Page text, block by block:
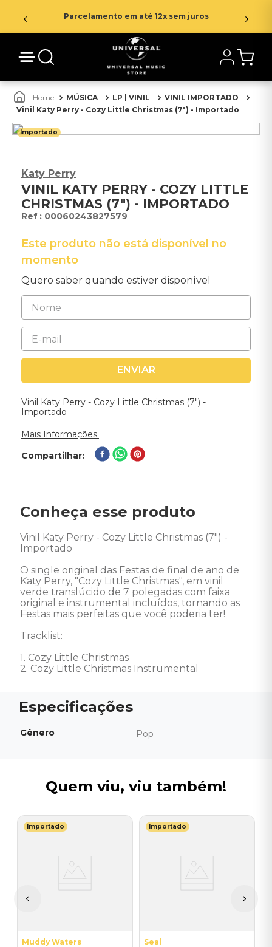
Parcelamento em até 12x sem juros
MÚSICA LP | VINIL
VINIL IMPORTADO
Vinil Katy Perry - Cozy Little Christmas (7") - Importado
Importado
Katy Perry
VINIL KATY PERRY - COZY LITTLE
CHRISTMAS (7") - IMPORTADO
: 00060243827579
Este produto não está disponível no
momento
Quero saber quando estiver disponível
ENVIAR
Vinil Katy Perry - Cozy Little Christmas (7") -
Importado
Mais Informações.
Compartilhar
Conheça esse produto
Vinil Katy Perry - Cozy Little Christmas (7") -
Importado
O single original das Festas de final de ano de
Katy Perry, "Cozy Little Christmas", em vinil
verde translúcido de 7 polegadas com faixa
original e instrumental incluídos, tornando as
Festas mais perfeitas que você poderia ter!
Tracklist:
1. Cozy Little Christmas
2. Cozy Little Christmas Instrumental
Gênero Pop
Quem viu, viu também!
Importado
Muddy Waters
Importado
Seal